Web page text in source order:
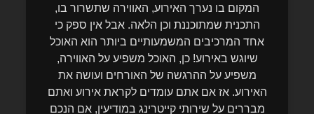
המקום בו נערך האירוע, האווירה שתשרור בו,
התכנית שמתוכננת וכן הלאה. אבל אין ספק כי
אחד המרכיבים המשמעותיים ביותר הוא האוכל
שיוגש באירוע! כן, האוכל משפיע על האווירה,
משפיע על ההרגשה של האורחים ועושה את
האירוע. אז אם אתם עומדים לקראת אירוע ואתם
מבררים על שירותי קייטרינג במודיעין, אם הנכם